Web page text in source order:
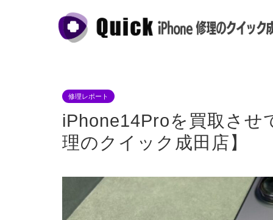
修理レポート
iPhone14Proを買取さ
理のクイック成田店】